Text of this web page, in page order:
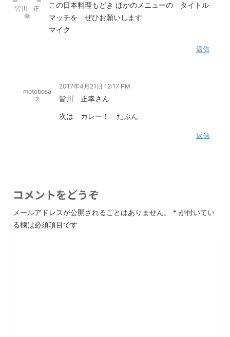
皆川 正
幸
この日本料理もどき ほかのメニューの タイトル
マッチを ぜひお願いします
マイク
返信
motobosa
2
2017年4月21日 12:17 PM
皆川 正幸さん
次は カレー！ たぶん
返信
コメントをどうぞ
メールアドレスが公開されることはありません。 * が付いてい
る欄は必須項目です